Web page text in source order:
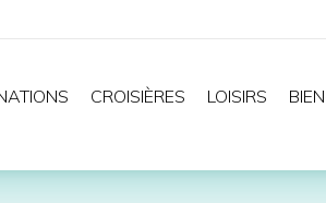
CROISIÈRES LOISIRS